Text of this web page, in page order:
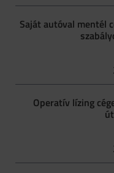
Saját autóval mentél
Operatív lízing